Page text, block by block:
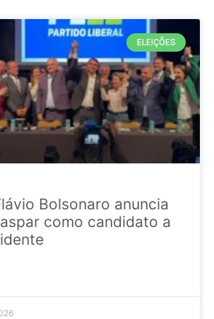
ELEIÇÕES
Bolsonaro anuncia
como candidato a